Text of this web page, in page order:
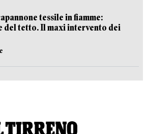
tessile in fiamme:
del tetto. Il maxi intervento dei